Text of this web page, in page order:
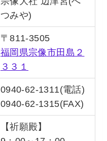
つみや)
〒811-3505
福岡県宗像市田島２
３３１
0940-62-1311(電話)
0940-62-1315(FAX)
【祈願殿】